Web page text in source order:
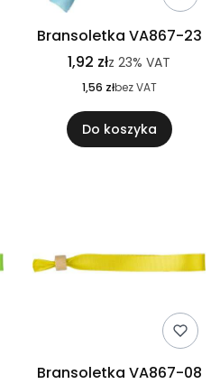
Bransoletka VA867-23
1,92 złz 23% VAT
1,56 złbez VAT
Do koszyka
Bransoletka VA867-08